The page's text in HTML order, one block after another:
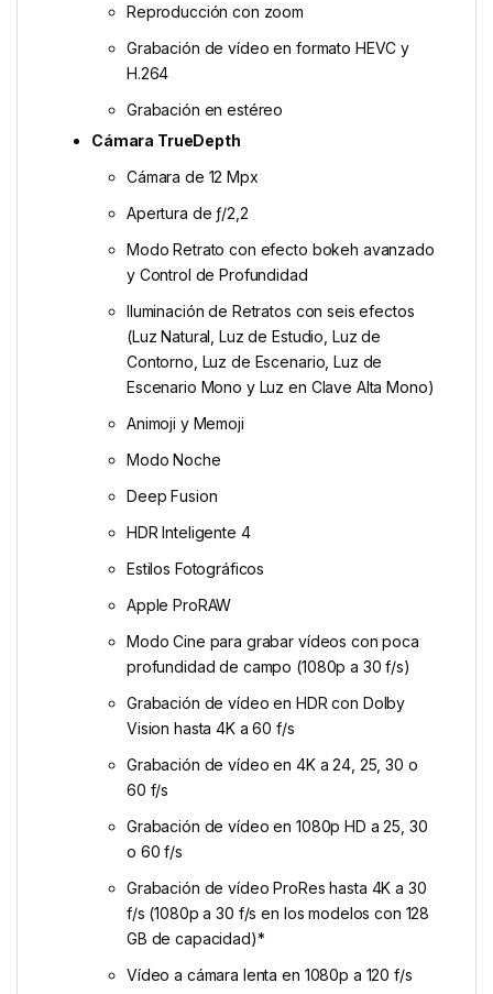
Reproducción con zoom
Grabación de vídeo en formato HEVC y
H.264
Grabación en estéreo
Cámara TrueDepth
Cámara de 12 Mpx
Apertura de ƒ/2,2
Modo Retrato con efecto bokeh avanzado
y Control de Profundidad
Iluminación de Retratos con seis efectos
(Luz Natural, Luz de Estudio, Luz de
Contorno, Luz de Escenario, Luz de
Escenario Mono y Luz en Clave Alta Mono)
Animoji y Memoji
Modo Noche
Deep Fusion
HDR Inteligente 4
Estilos Fotográficos
Apple ProRAW
Modo Cine para grabar vídeos con poca
profundidad de campo (1080p a 30 f/s)
Grabación de vídeo en HDR con Dolby
Vision hasta 4K a 60 f/s
Grabación de vídeo en 4K a 24, 25, 30 o
60 f/s
Grabación de vídeo en 1080p HD a 25, 30
o 60 f/s
Grabación de vídeo ProRes hasta 4K a 30
f/s (1080p a 30 f/s en los modelos con 128
GB de capacidad)*
Vídeo a cámara lenta en 1080p a 120 f/s